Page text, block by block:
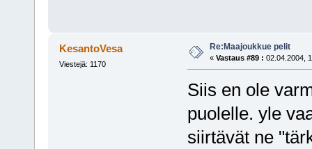
KesantoVesa
Viestejä: 1170
Re:Maajoukkue pelit
« Vastaus #89 : 02.04.2004,
Siis en ole
puolelle. yle
siirtävät ne